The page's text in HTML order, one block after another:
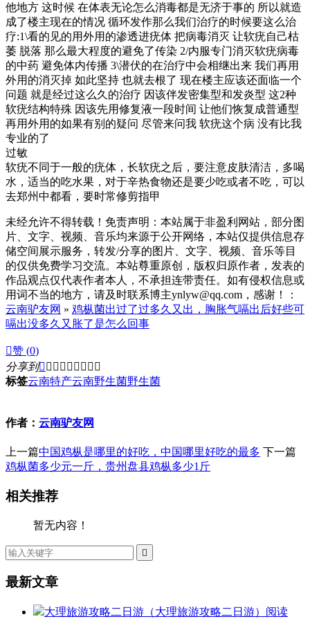
他地方 这时候 在体表无论怎么消毒都是无济于事的 所以就造
成了楼主现在的情况 循环发作那么我们治疗的时候要这么治
疗:1\看的见的用外用的渗透进疣体 把病毒消灭 让软疣自己枯
萎 脱落 那么最大程度的避免了传染 2/内服专门消灭软疣病毒
的中药 避免体内传播 3\潜伏的在治疗中会相继出来 我们再用
外用的消灭掉 如此坚持 也就去根了 现在楼主应该还面临一个
问题 就是经过这么久的治疗 因该伴发密集型和发炎型 这2种
软疣结构特殊 因该先用修复液一段时间 让他们恢复成普通型
再用外用的如果有别的疑问 尽管来问我 软疣这个病 没有比我
专业的了
过敏
软疣不同于一般的疣体，长软疣之后，要注意皮肤清洁，多喝
水，适当的吃水果，对于辛热食物还是要少吃或者不吃，可以
去郑州中都看，要时常修剪指甲
未经允许不得转载！免责声明：本站属于非盈利网站，部分图
片、文字、视频、音乐均来源于公开网络，本站仅提供信息存
储空间展示服务，转发/分享的图片、文字、视频、音乐等目
的仅供免费学习交流。本站尊重原创，版权归原作者，发表的
作品观点仅代表作者本人，不承担连带责任。如有侵权信息或
用词不当的地方，请及时联系博主ynlyw@qq.com，感谢！：
云南驴友网 » 鸡枞菌出过了过多久又出，胸胀气嗝出后好些可
嗝出没多久又胀了是怎么回事
赞 (0)
分享到        
标签云南特产云南野生菌野生菌
作者： 云南驴友网
上一篇中国鸡枞是哪里的好吃，中国哪里好吃的最多 下一篇
鸡枞菌多少元一斤，贵州盘县鸡枞多少1斤
相关推荐
暂无内容！

最新文章
大理旅游攻略二日游（大理旅游攻略二日游） 阅读